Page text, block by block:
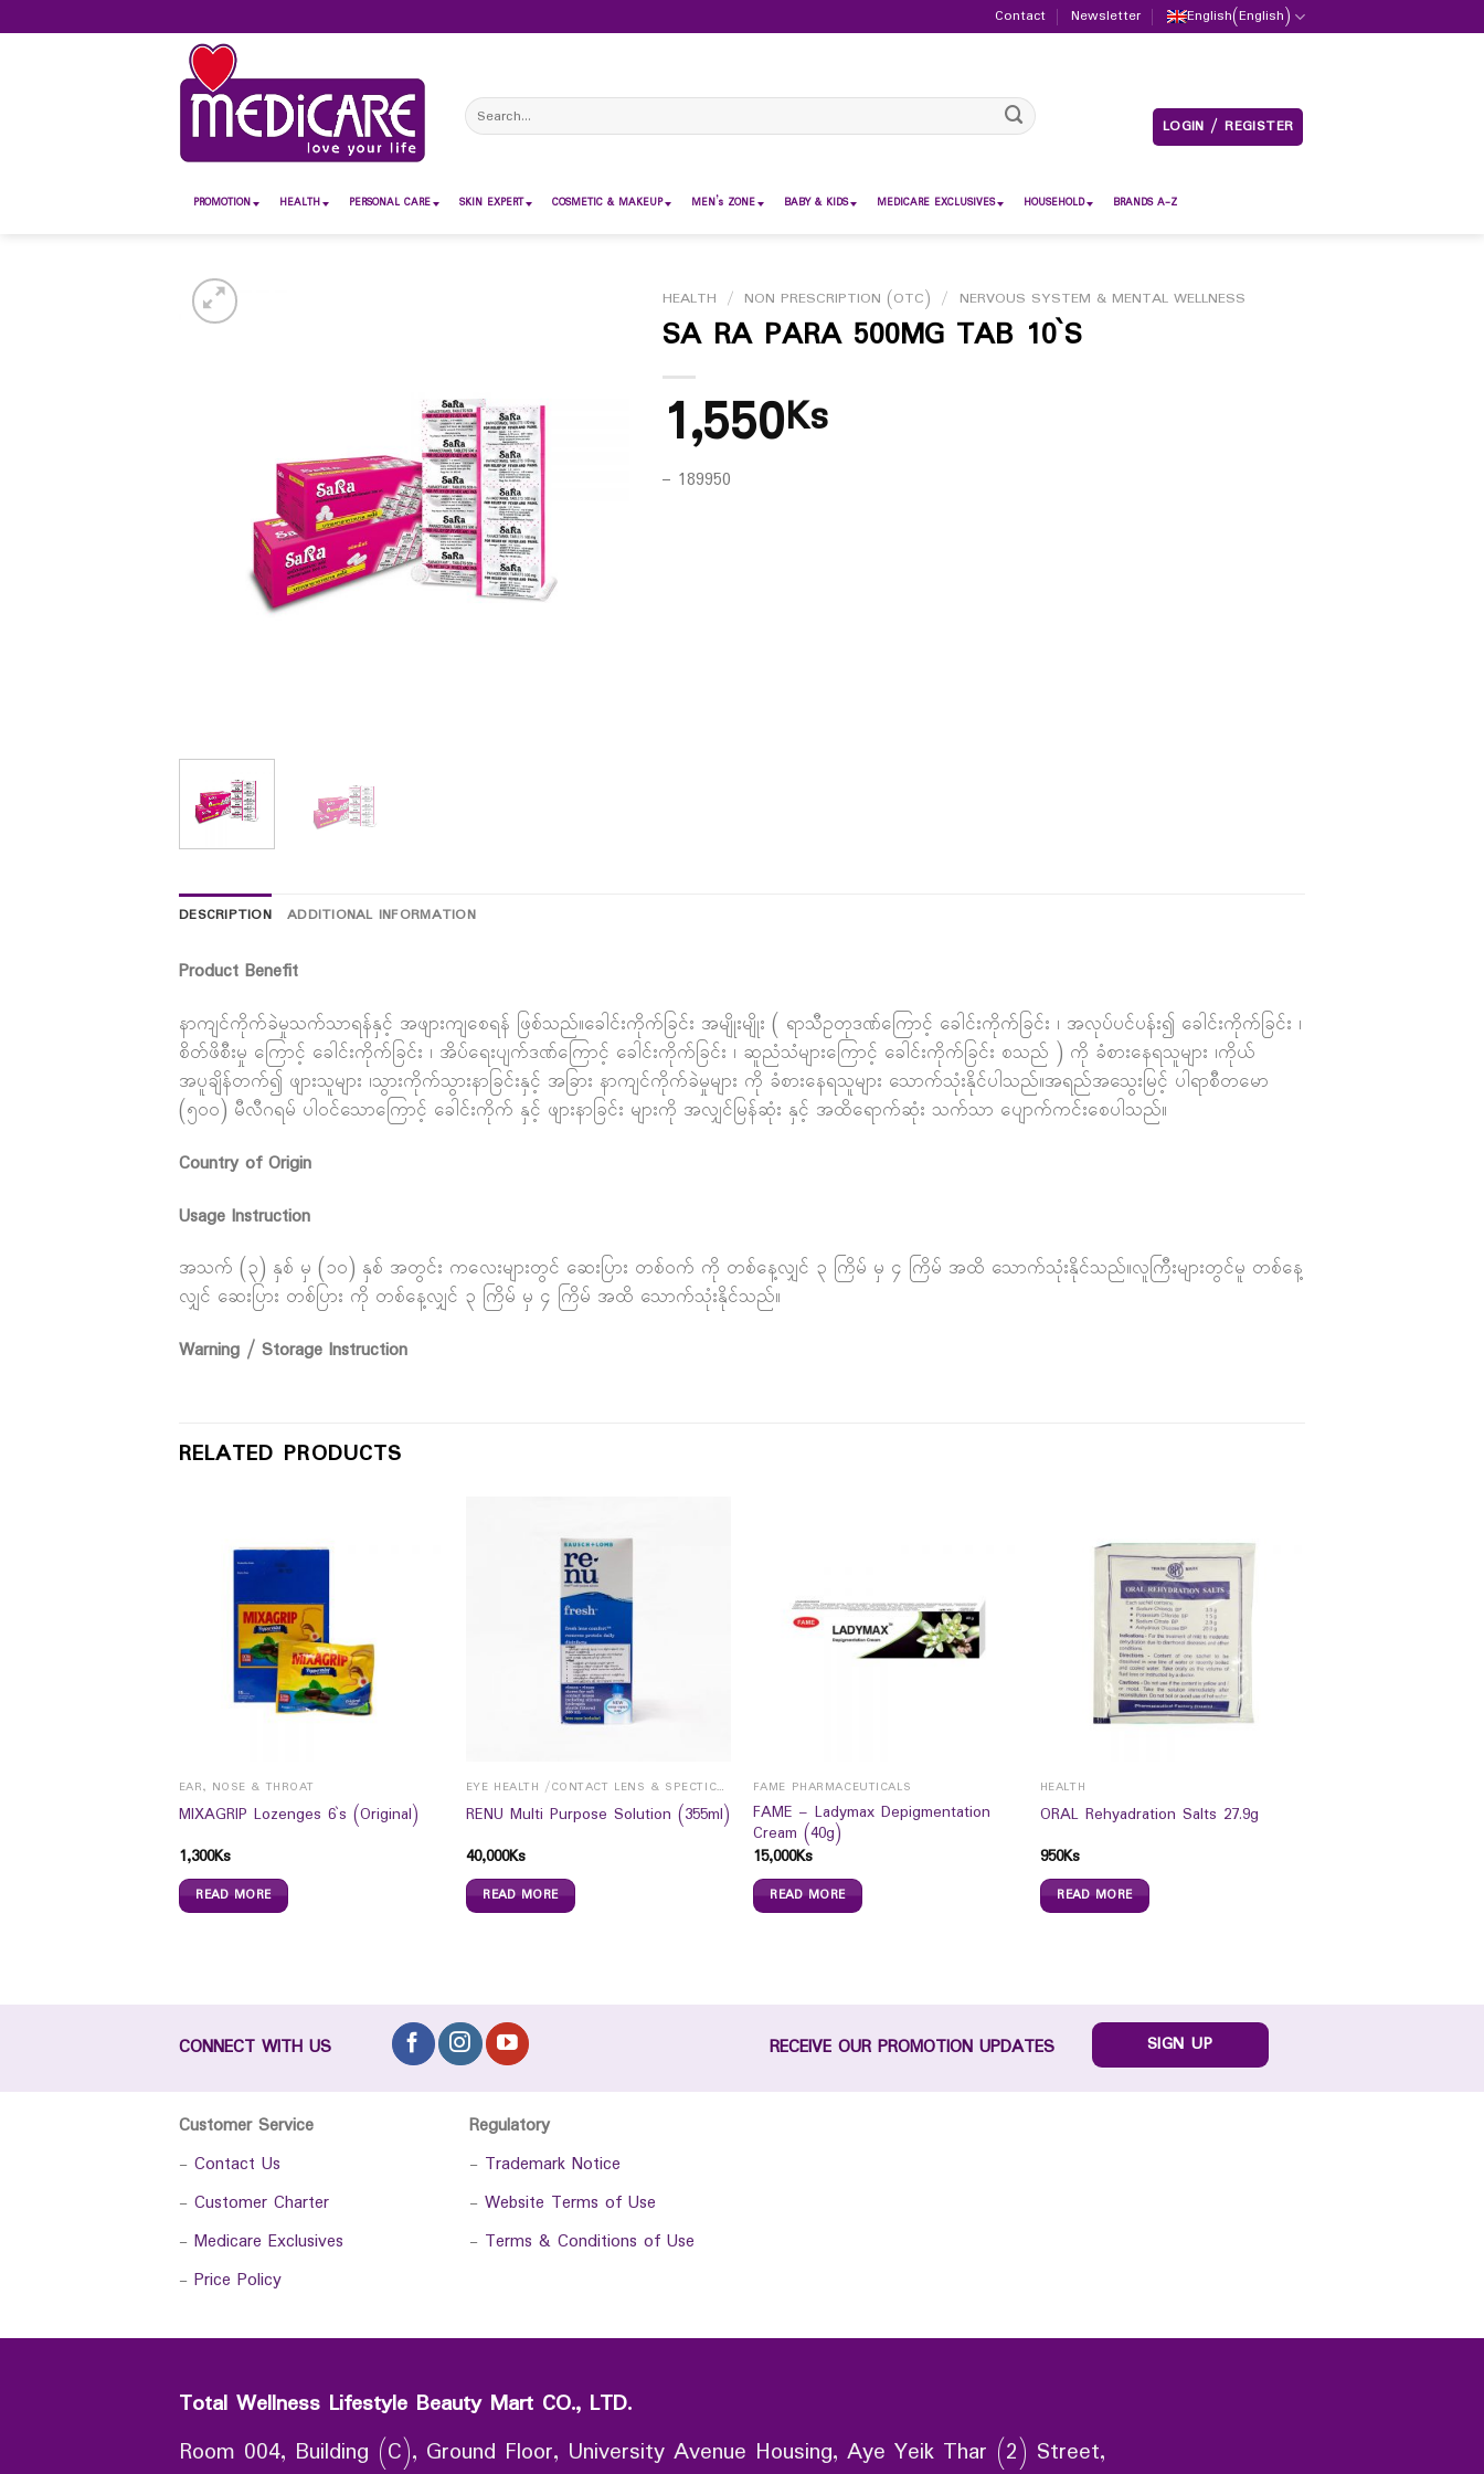
to
Contact Newsletter English(English)
Search
for:
LOGIN / REGISTER
PROMOTION HEALTH PERSONAL CARE SKIN EXPERT COSMETIC & MAKEUP MEN’s ZONE BABY & KIDS MEDICARE EXCLUSIVES HOUSEHOLD BRANDS A-Z
HEALTH / NON PRESCRIPTION (OTC) / NERVOUS SYSTEM & MENTAL WELLNESS
SA RA PARA 500MG TAB 10`S
1,550Ks
– 189950
DESCRIPTION ADDITIONAL INFORMATION
Product Benefit
နာကျင်ကိုက်ခဲမှုသက်သာရန်နှင့် အဖျားကျစေရန် ဖြစ်သည်။ခေါင်းကိုက်ခြင်း အမျိုးမျိုး ( ရာသီဥတုဒဏ်ကြောင့် ခေါင်းကိုက်ခြင်း ၊ အလုပ်ပင်ပန်း၍ ခေါင်းကိုက်ခြင်း ၊
စိတ်ဖိစီးမှု ကြောင့် ခေါင်းကိုက်ခြင်း ၊ အိပ်ရေးပျက်ဒဏ်ကြောင့် ခေါင်းကိုက်ခြင်း ၊ ဆူညံသံများကြောင့် ခေါင်းကိုက်ခြင်း စသည် ) ကို ခံစားနေရသူများ ၊ကိုယ်
အပူချိန်တက်၍ ဖျားသူများ ၊သွားကိုက်သွားနာခြင်းနှင့် အခြား နာကျင်ကိုက်ခဲမှုများ ကို ခံစားနေရသူများ သောက်သုံးနိုင်ပါသည်။အရည်အသွေးမြင့် ပါရာစီတမော
(၅၀၀) မီလီဂရမ် ပါဝင်သောကြောင့် ခေါင်းကိုက် နှင့် ဖျားနာခြင်း များကို အလျှင်မြန်ဆုံး နှင့် အထိရောက်ဆုံး သက်သာ ပျောက်ကင်းစေပါသည်။
Country of Origin
Usage Instruction
အသက် (၃) နှစ် မှ (၁၀) နှစ် အတွင်း ကလေးများတွင် ဆေးပြား တစ်ဝက် ကို တစ်နေ့လျှင် ၃ ကြိမ် မှ ၄ ကြိမ် အထိ သောက်သုံးနိုင်သည်။လူကြီးများတွင်မူ တစ်နေ့
လျှင် ဆေးပြား တစ်ပြား ကို တစ်နေ့လျှင် ၃ ကြိမ် မှ ၄ ကြိမ် အထိ သောက်သုံးနိုင်သည်။
Warning / Storage Instruction
RELATED PRODUCTS
EAR, NOSE & THROAT
MIXAGRIP Lozenges 6`s (Original)
1,300Ks
READ MORE
EYE HEALTH /CONTACT LENS & SPECTICALS
RENU Multi Purpose Solution (355ml)
40,000Ks
READ MORE
FAME PHARMACEUTICALS
FAME – Ladymax Depigmentation
Cream (40g)
15,000Ks
READ MORE
HEALTH
ORAL Rehyadration Salts 27.9g
950Ks
READ MORE
CONNECT WITH US RECEIVE OUR PROMOTION UPDATES SIGN UP
Customer Service
- Contact Us
- Customer Charter
- Medicare Exclusives
- Price Policy
Regulatory
- Trademark Notice
- Website Terms of Use
- Terms & Conditions of Use
Total Wellness Lifestyle Beauty Mart CO., LTD.
Room 004, Building (C), Ground Floor, University Avenue Housing, Aye Yeik Thar (2) Street,